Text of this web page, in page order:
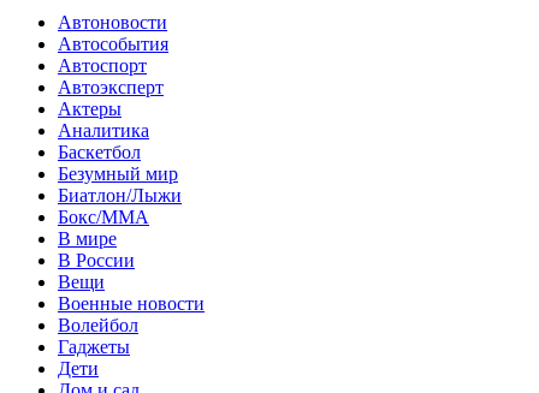
Автоновости
Автособытия
Автоспорт
Автоэксперт
Актеры
Аналитика
Баскетбол
Безумный мир
Биатлон/Лыжи
Бокс/MMA
В мире
В России
Вещи
Военные новости
Волейбол
Гаджеты
Дети